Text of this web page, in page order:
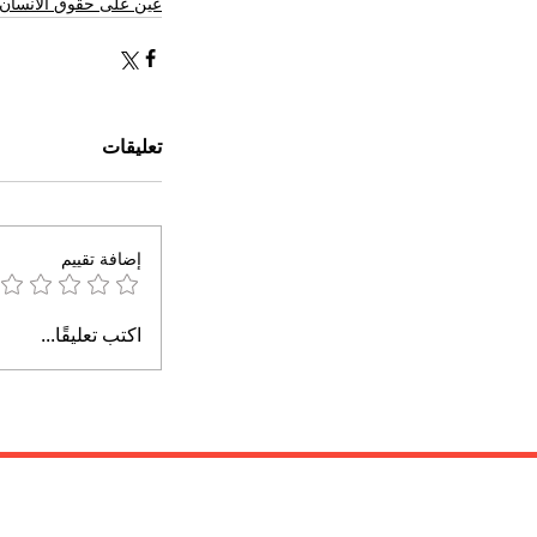
تعليقات
إضافة تقييم
اكتب تعليقًا...